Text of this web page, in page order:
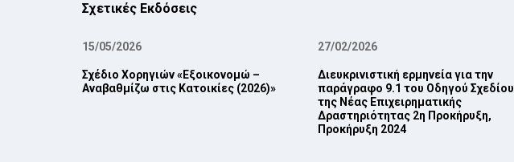
Σχετικές Εκδόσεις
15/05/2026
Σχέδιο Χορηγιών «Εξοικονομώ –
Αναβαθμίζω στις Κατοικίες (2026)»
27/02/2026
Διευκρινιστική ερμηνεία για την
παράγραφο 9.1 του Οδηγού Σχεδίου
της Νέας ‎Επιχειρηματικής
Δραστηριότητας 2η Προκήρυξη,
Προκήρυξη 2024‎